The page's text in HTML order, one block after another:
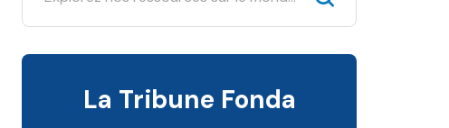
La Tribune Fonda